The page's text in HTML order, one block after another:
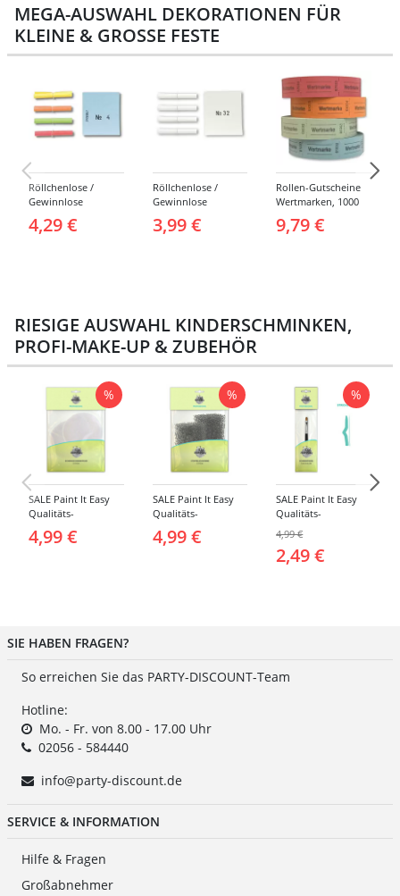
MEGA-AUSWAHL DEKORATIONEN FÜR
KLEINE & GROSSE FESTE
Röllchenlose /
Gewinnlose
Tombola, Treffer,
bunt - Nummern 1-
4,29 €
Röllchenlose /
Gewinnlose
Tombola, Treffer,
weiß - Verschiedene
3,99 €
Rollen-Gutscheine
Wertmarken, 1000
Abrisse -
Verschiedene
9,79 €
RIESIGE AUSWAHL KINDERSCHMINKEN,
PROFI-MAKE-UP & ZUBEHÖR
%
SALE Paint It Easy
Qualitäts-
Rund, 2 Stück, für
4,99 €
%
SALE Paint It Easy
Qualitäts-
Stoppelschwamm, 2
4,99 €
%
SALE Paint It Easy
Qualitäts-
klein, für Gesicht
und Körper
4,99 €
2,49 €
SIE HABEN FRAGEN?
So erreichen Sie das PARTY-DISCOUNT-Team
Hotline:
Mo. - Fr. von 8.00 - 17.00 Uhr
02056 - 584440
info@party-discount.de
SERVICE & INFORMATION
Hilfe & Fragen
Großabnehmer